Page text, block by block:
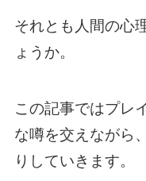
それとも人間の心
ょうか。
この記事ではプレ
な噂を交えながら
りしていきます。